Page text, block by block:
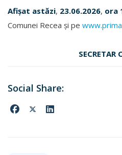
Afișat astăzi, 23.06.2026, ora
Comunei Recea și pe
SECRETAR